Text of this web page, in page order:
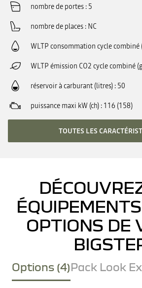
nombre de portes 5
nombre de places NC
WLTP consommation cycle combiné
WLTP émission CO2 cycle combiné
réservoir à carburant (litres) 50
puissance maxi kW (ch) 116 (158)
TOUTES LES
OPTIONS DE
Options (4)Pack Look